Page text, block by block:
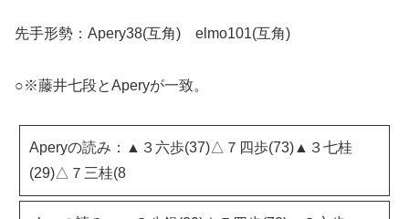
先手形勢：Apery38(互角) elmo101(互角)
○※藤井七段とAperyが一致。
Aperyの読み：▲３六歩(37)△７四歩(73)▲３七桂
(29)△７三桂(8